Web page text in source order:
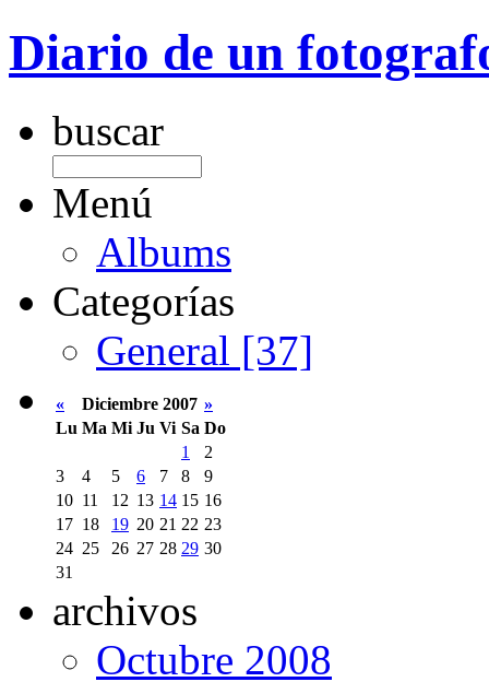
Diario de un
buscar
Menú
Albums
Categorías
General [37]
« Diciembre 2007 »
Lu Ma Mi Ju Vi Sa Do
1
2
3
4 5 6 7 8
9
10 11 12 13 14 15 16
17 18 19 20 21 22 23
24 25 26 27 28 29 30
31
archivos
Octubre 2008